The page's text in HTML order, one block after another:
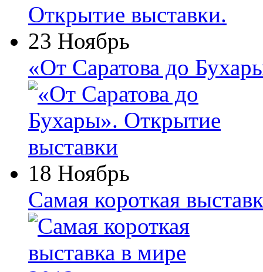
23 Ноябрь
«От Саратова до
18 Ноябрь
Самая короткая